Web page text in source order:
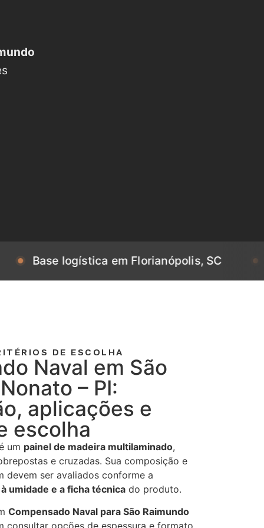
logística em Florianópolis, SC Base
DE ESCOLHA
Naval em São
– PI:
aplicações e
escolha
um painel de madeira multilaminado,
e cruzadas. Sua composição e
devem ser avaliados conforme a
umidade e a ficha técnica do produto.
Compensado Naval para São Raimundo